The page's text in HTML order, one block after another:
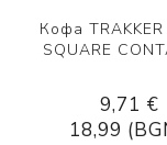
Кофа TRAKKER
SQUARE
9,71 €
18,99